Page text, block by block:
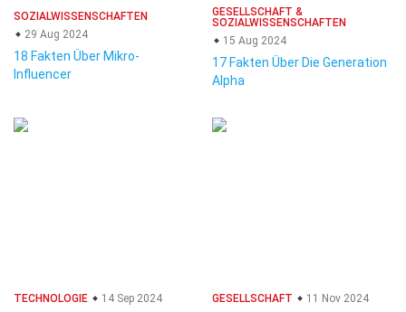
SOZIALWISSENSCHAFTEN
29 Aug 2024
18 Fakten Über Mikro-
Influencer
GESELLSCHAFT &
SOZIALWISSENSCHAFTEN
15 Aug 2024
17 Fakten Über Die Generation
Alpha
TECHNOLOGIE 14 Sep 2024 GESELLSCHAFT 11 Nov 2024